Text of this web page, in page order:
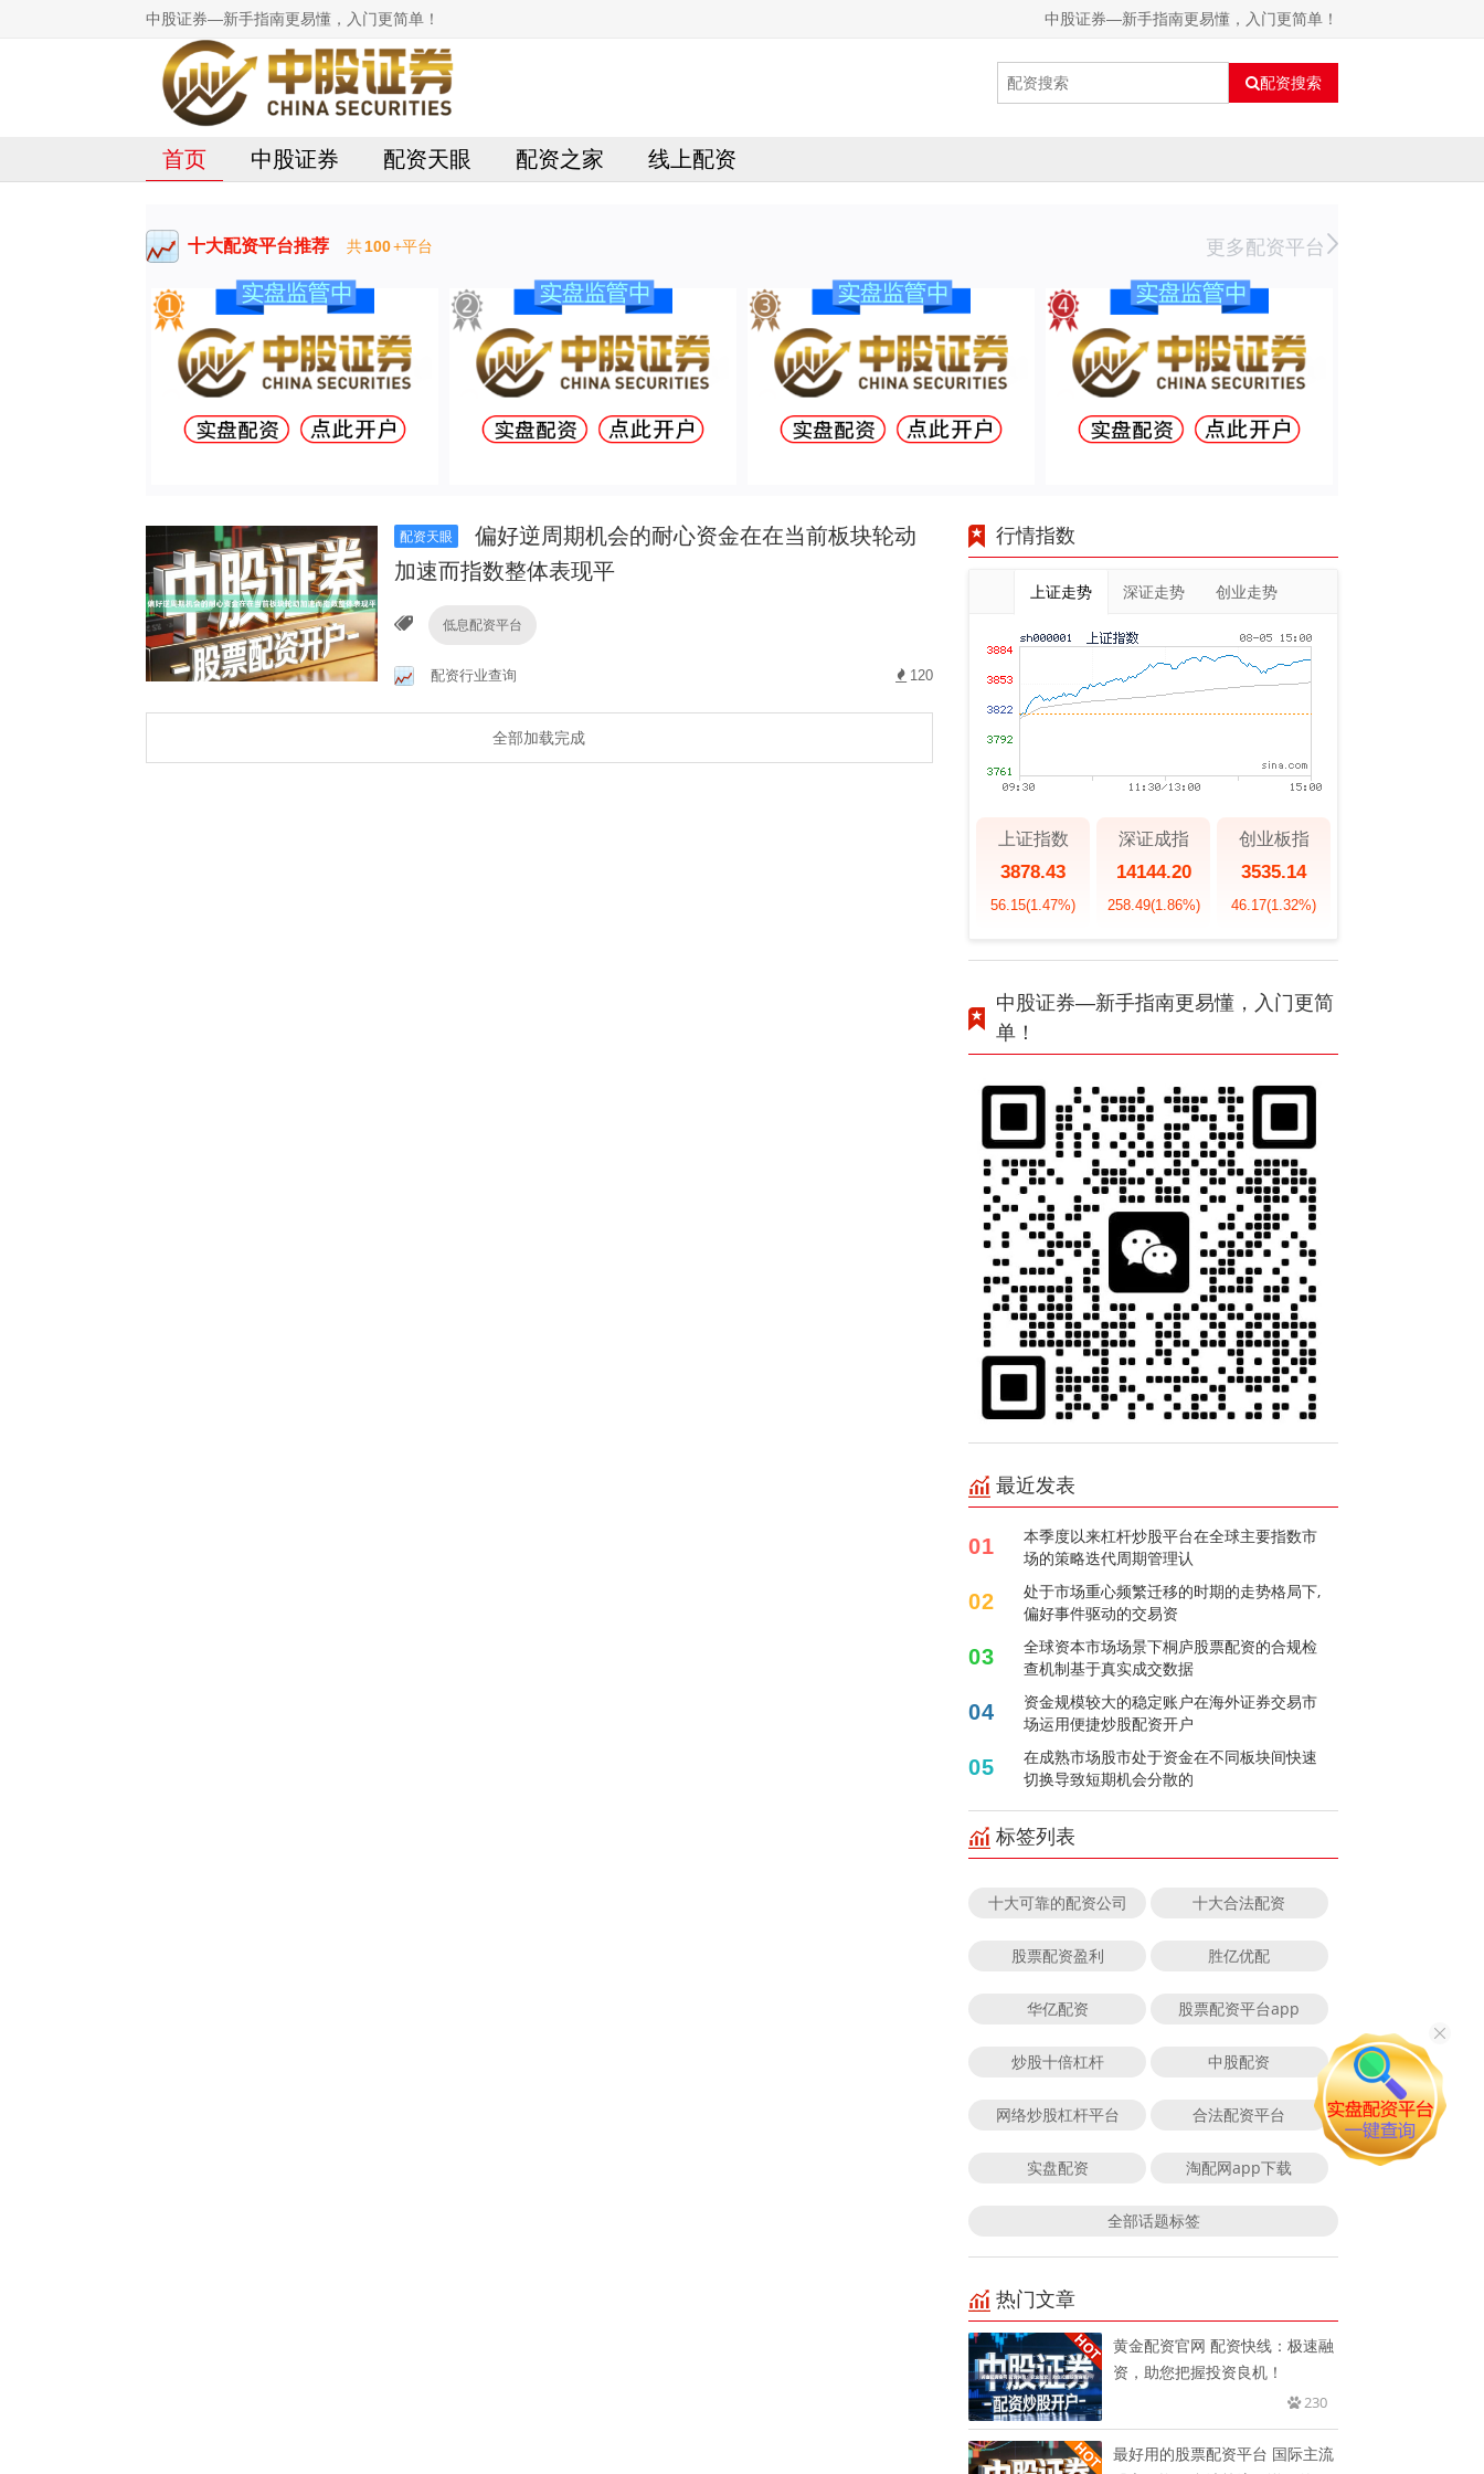
中股证券—新手指南更易懂，入门更简单！ 中股证券—新手指南更易懂，入门更简单！
配资搜索
首页 中股证券 配资天眼 配资之家 线上配资
十大配资平台推荐 共100+平台 更多配资平台
配资天眼
偏好逆周期机会的耐心资金在在当前板块轮动
加速而指数整体表现平
低息配资平台
配资行业查询 120
全部加载完成
行情指数
上证走势 深证走势 创业走势
上证指数
3878.43
56.15(1.47%)
深证成指
14144.20
258.49(1.86%)
创业板指
3535.14
46.17(1.32%)
中股证券—新手指南更易懂，入门更简
单！
最近发表
01
本季度以来杠杆炒股平台在全球主要指数市
场的策略迭代周期管理认
02
处于市场重心频繁迁移的时期的走势格局下,
偏好事件驱动的交易资
03
全球资本市场场景下桐庐股票配资的合规检
查机制基于真实成交数据
04
资金规模较大的稳定账户在海外证券交易市
场运用便捷炒股配资开户
05
在成熟市场股市处于资金在不同板块间快速
切换导致短期机会分散的
标签列表
十大可靠的配资公司 十大合法配资
股票配资盈利 胜亿优配
华亿配资 股票配资平台app
炒股十倍杠杆 中股配资
网络炒股杠杆平台 合法配资平台
实盘配资 淘配网app下载
全部话题标签
热门文章
黄金配资官网 配资快线：极速融
资，助您把握投资良机！
230
最好用的股票配资平台 国际主流